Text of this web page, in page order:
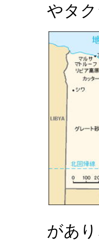
やタ
があ